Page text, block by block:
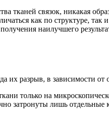
тканей связок, никакая
как по структуре,
наилучшего
их разрыв, в зависимости
только на
затронуты лишь отдельные